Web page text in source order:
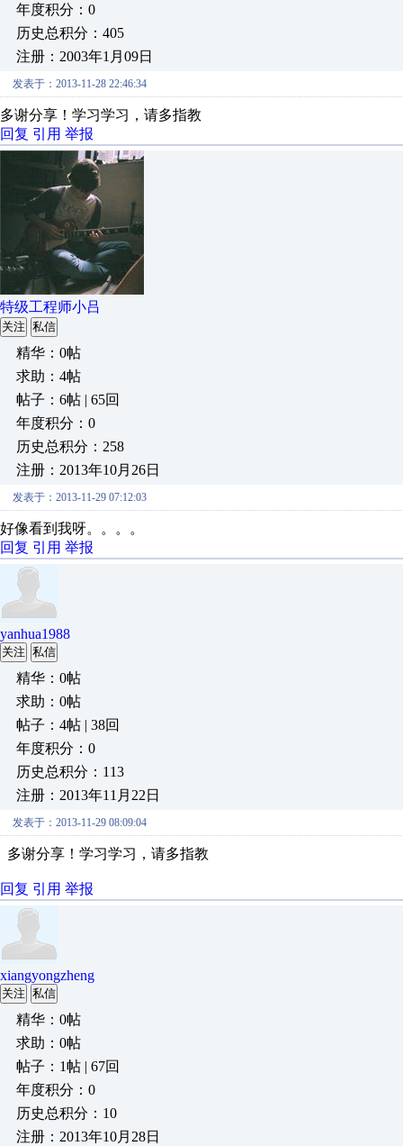
年度积分：0
历史总积分：405
注册：2003年1月09日
发表于：2013-11-28 22:46:34
多谢分享！学习学习，请多指教
回复 引用 举报
特级工程师小吕
关注 私信
精华：0帖
求助：4帖
帖子：6帖 | 65回
年度积分：0
历史总积分：258
注册：2013年10月26日
发表于：2013-11-29 07:12:03
好像看到我呀。。。。
回复 引用 举报
yanhua1988
关注 私信
精华：0帖
求助：0帖
帖子：4帖 | 38回
年度积分：0
历史总积分：113
注册：2013年11月22日
发表于：2013-11-29 08:09:04
多谢分享！学习学习，请多指教
回复 引用 举报
xiangyongzheng
关注 私信
精华：0帖
求助：0帖
帖子：1帖 | 67回
年度积分：0
历史总积分：10
注册：2013年10月28日